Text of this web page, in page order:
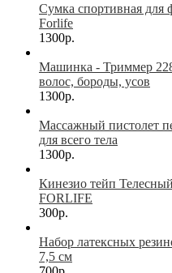
Сумка спортивная для
Forlife
1300р.
Машинка - Триммер
волос, бороды, усов
1300р.
Массажный пистолет
для всего тела
1300р.
Кинезио тейп
FORLIFE
300р.
Набор латексных
7,5 см